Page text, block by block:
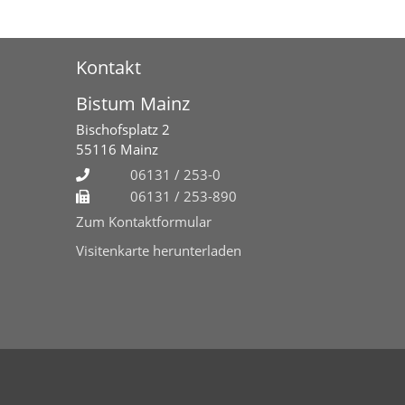
Kontakt
Bistum Mainz
Bischofsplatz 2
55116 Mainz
06131 / 253-0
06131 / 253-890
Zum Kontaktformular
Visitenkarte herunterladen